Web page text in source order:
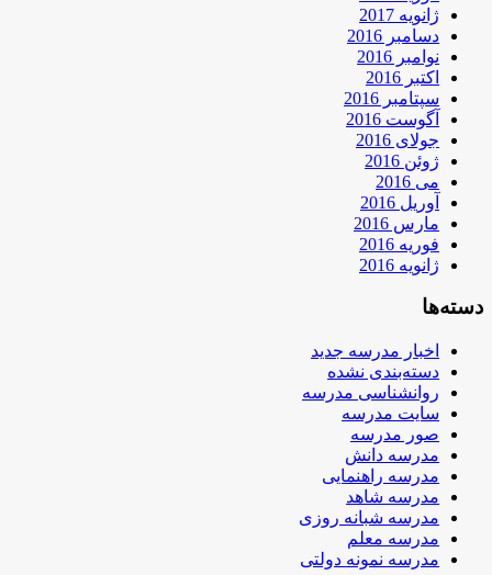
ژانویه 2017
دسامبر 2016
نوامبر 2016
اکتبر 2016
سپتامبر 2016
آگوست 2016
جولای 2016
ژوئن 2016
می 2016
آوریل 2016
مارس 2016
فوریه 2016
ژانویه 2016
دسته‌ها
اخبار مدرسه جدید
دسته‌بندی نشده
روانشناسی مدرسه
سایت مدرسه
صور مدرسه
مدرسه دانش
مدرسه راهنمایی
مدرسه شاهد
مدرسه شبانه روزی
مدرسه معلم
مدرسه نمونه دولتی